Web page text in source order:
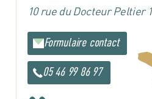
10 rue du Docteur Peltier
Formulaire contact
05 46 99 86 97